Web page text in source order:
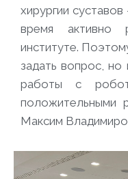
хирургии
время активно
институте.
задать вопрос,
работы с
положительными
Максим